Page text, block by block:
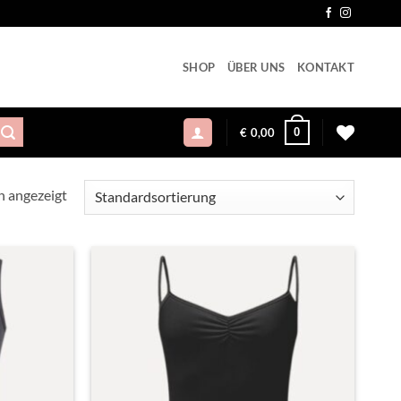
SHOP ÜBER UNS KONTAKT
€ 0,00 0
angezeigt
Toevoegen